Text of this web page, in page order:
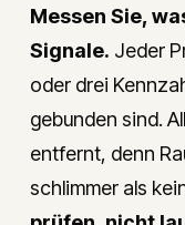
Messen Sie,
Signale. Jeder
oder drei
gebunden sind.
entfernt, denn
schlimmer als